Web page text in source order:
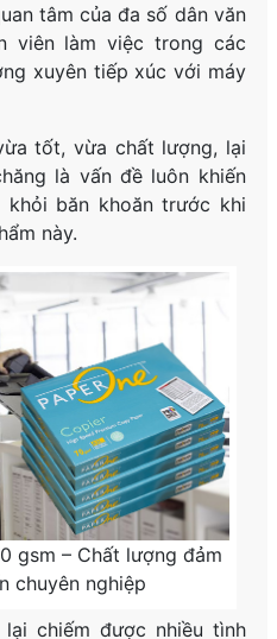
tâm của đa số dân văn
viên làm việc trong các
xuyên tiếp xúc với máy
tốt, vừa chất lượng, lại
là vấn đề luôn khiến
băn khoăn trước khi
này.
gsm – Chất lượng đảm
chuyên nghiệp
chiếm được nhiều tình